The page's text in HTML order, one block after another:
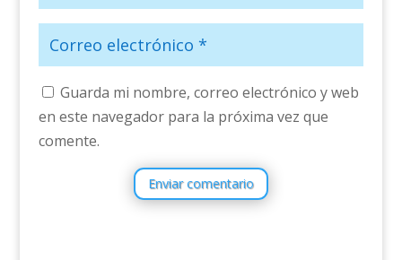
Guarda mi nombre, correo electrónico y web
en este navegador para la próxima vez que
comente.
Enviar comentario